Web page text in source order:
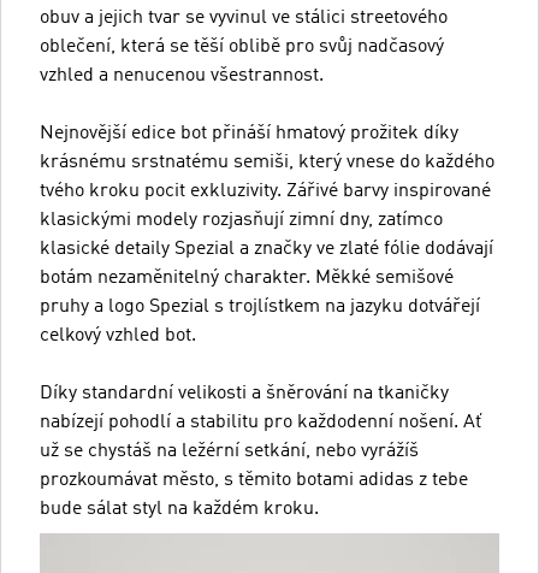
obuv a jejich tvar se vyvinul ve stálici streetového
oblečení, která se těší oblibě pro svůj nadčasový
vzhled a nenucenou všestrannost.
Nejnovější edice bot přináší hmatový prožitek díky
krásnému srstnatému semiši, který vnese do každého
tvého kroku pocit exkluzivity. Zářivé barvy inspirované
klasickými modely rozjasňují zimní dny, zatímco
klasické detaily Spezial a značky ve zlaté fólie dodávají
botám nezaměnitelný charakter. Měkké semišové
pruhy a logo Spezial s trojlístkem na jazyku dotvářejí
celkový vzhled bot.
Díky standardní velikosti a šněrování na tkaničky
nabízejí pohodlí a stabilitu pro každodenní nošení. Ať
už se chystáš na ležérní setkání, nebo vyrážíš
prozkoumávat město, s těmito botami adidas z tebe
bude sálat styl na každém kroku.